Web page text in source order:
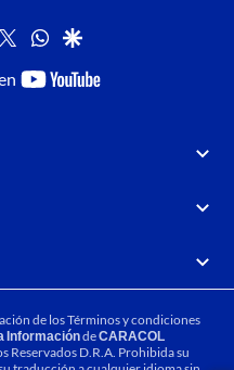
twitterwhatsapp
google
youtube-
de losTérminos y condiciones
InformacióndeCARACOL
Reservados D.R.A. Prohibida su